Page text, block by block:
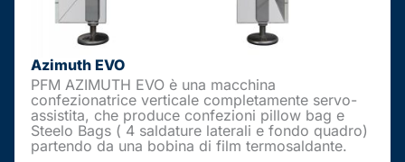
Azimuth EVO
PFM AZIMUTH EVO è una macchina
confezionatrice verticale completamente servo-
assistita, che produce confezioni pillow bag e
Steelo Bags ( 4 saldature laterali e fondo quadro)
partendo da una bobina di film termosaldante.